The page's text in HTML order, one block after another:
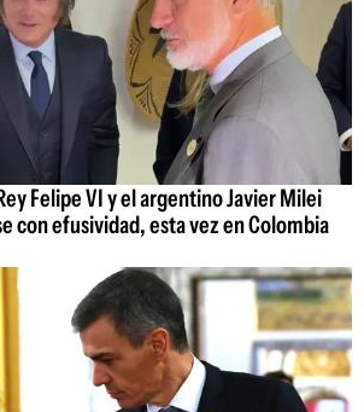
Felipe VI y el argentino Javier Milei
con efusividad, esta vez en Colombia